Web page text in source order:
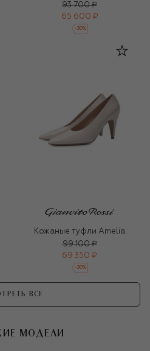
93 700 ₽
65 600 ₽
-30%
Кожаные туфли Amelia
99 100 ₽
69 350 ₽
-30%
ВСЕ
МОДЕЛИ